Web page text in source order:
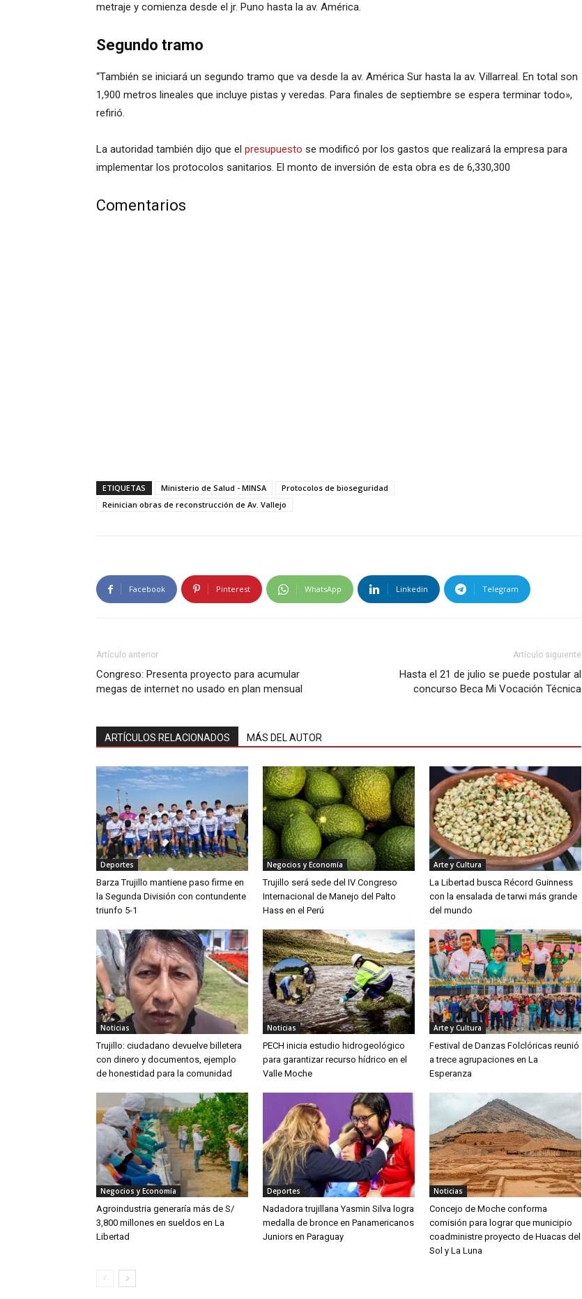
metraje y comienza desde el jr. Puno hasta la av. América.
Segundo tramo
“También se iniciará un segundo tramo que va desde la av. América Sur hasta la av. Villarreal. En total son
1,900 metros lineales que incluye pistas y veredas. Para finales de septiembre se espera terminar todo»,
refirió.
La autoridad también dijo que el presupuesto se modificó por los gastos que realizará la empresa para
implementar los protocolos sanitarios. El monto de inversión de esta obra es de 6,330,300
Comentarios
ETIQUETAS Ministerio de Salud - MINSA
Protocolos de bioseguridad
Reinician obras de reconstrucción de Av. Vallejo
Facebook Pinterest WhatsApp Linkedin Telegram
Artículo anterior
Congreso: Presenta proyecto para acumular
megas de internet no usado en plan mensual
Artículo siguiente
Hasta el 21 de julio se puede postular al
concurso Beca Mi Vocación Técnica
ARTÍCULOS RELACIONADOS MÁS DEL AUTOR
Deportes
Barza Trujillo mantiene paso firme en
la Segunda División con contundente
triunfo 5-1
Negocios y Economía
Trujillo será sede del IV Congreso
Internacional de Manejo del Palto
Hass en el Perú
Arte y Cultura
La Libertad busca Récord Guinness
con la ensalada de tarwi más grande
del mundo
Noticias
Trujillo: ciudadano devuelve billetera
con dinero y documentos, ejemplo
de honestidad para la comunidad
Noticias
PECH inicia estudio hidrogeológico
para garantizar recurso hídrico en el
Valle Moche
Arte y Cultura
Festival de Danzas Folclóricas reunió
a trece agrupaciones en La
Esperanza
Negocios y Economía
Agroindustria generaría más de S/
3,800 millones en sueldos en La
Libertad
Deportes
Nadadora trujillana Yasmin Silva logra
medalla de bronce en Panamericanos
Juniors en Paraguay
Noticias
Concejo de Moche conforma
comisión para lograr que municipio
coadministre proyecto de Huacas del
Sol y La Luna